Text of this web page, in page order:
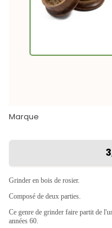
Marque
Grinder en bois de rosier.
Composé de deux parties.
Ce genre de grinder faire partit de
années 60.